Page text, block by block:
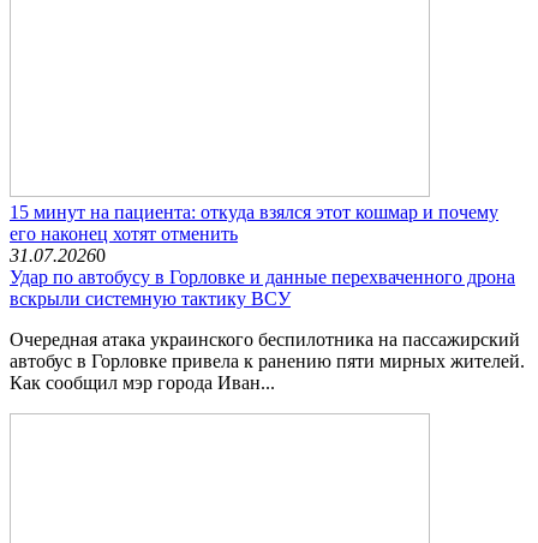
15 минут на пациента: откуда взялся этот кошмар и почему
его наконец хотят отменить
31.07.20260
Удар по автобусу в Горловке и данные перехваченного дрона
вскрыли системную тактику ВСУ
Очередная атака украинского беспилотника на пассажирский
автобус в Горловке привела к ранению пяти мирных жителей.
Как сообщил мэр города Иван...